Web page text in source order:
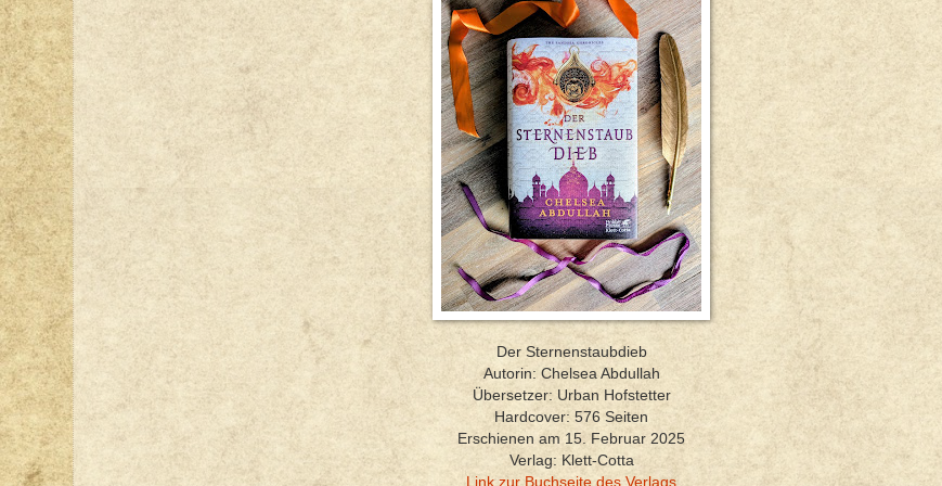
Der Sternenstaubdieb
Autorin: Chelsea Abdullah
Übersetzer: Urban Hofstetter
Hardcover: 576 Seiten
Erschienen am 15. Februar 2025
Verlag: Klett-Cotta
Link zur Buchseite des Verlags